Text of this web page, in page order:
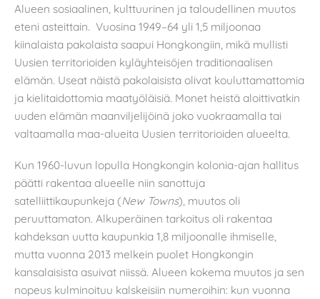
Alueen sosiaalinen, kulttuurinen ja taloudellinen muutos
eteni asteittain. Vuosina 1949–64 yli 1,5 miljoonaa
kiinalaista pakolaista saapui Hongkongiin, mikä mullisti
Uusien territorioiden kyläyhteisöjen traditionaalisen
elämän. Useat näistä pakolaisista olivat kouluttamattomia
ja kielitaidottomia maatyöläisiä. Monet heistä aloittivatkin
uuden elämän maanviljelijöinä joko vuokraamalla tai
valtaamalla maa-alueita Uusien territorioiden alueelta.
Kun 1960-luvun lopulla Hongkongin kolonia-ajan hallitus
päätti rakentaa alueelle niin sanottuja
satelliittikaupunkeja (New Towns), muutos oli
peruuttamaton. Alkuperäinen tarkoitus oli rakentaa
kahdeksan uutta kaupunkia 1,8 miljoonalle ihmiselle,
mutta vuonna 2013 melkein puolet Hongkongin
kansalaisista asuivat niissä. Alueen kokema muutos ja sen
nopeus kulminoituu kalskeisiin numeroihin: kun vuonna